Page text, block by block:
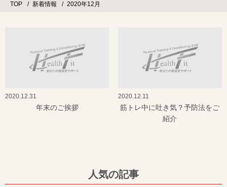
TOP 新着情報 2020年12月
2020.12.31
年末のご挨拶
2020.12.11
筋トレ中に吐き気？予防法をご
紹介
人気の記事